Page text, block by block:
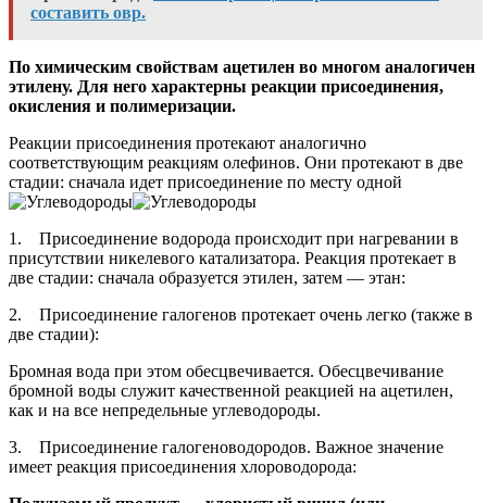
составить овр.
По химическим свойствам ацетилен во многом аналогичен
этилену. Для него характерны реакции присоединения,
окисления и полимеризации.
Реакции присоединения протекают аналогично
соответствующим реакциям олефинов. Они протекают в две
стадии: сначала идет присоединение по месту одной
1. Присоединение водорода происходит при нагревании в
присутствии никелевого катализатора. Реакция протекает в
две стадии: сначала образуется этилен, затем — этан:
2. Присоединение галогенов протекает очень легко (также в
две стадии):
Бромная вода при этом обесцвечивается. Обесцвечивание
бромной воды служит качественной реакцией на ацетилен,
как и на все непредельные углеводороды.
3. Присоединение галогеноводородов. Важное значение
имеет реакция присоединения хлороводорода: